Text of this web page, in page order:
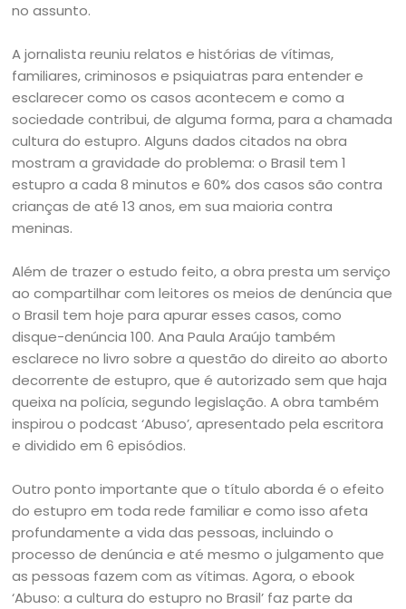
no assunto.
A jornalista reuniu relatos e histórias de vítimas,
familiares, criminosos e psiquiatras para entender e
esclarecer como os casos acontecem e como a
sociedade contribui, de alguma forma, para a chamada
cultura do estupro. Alguns dados citados na obra
mostram a gravidade do problema: o Brasil tem 1
estupro a cada 8 minutos e 60% dos casos são contra
crianças de até 13 anos, em sua maioria contra
meninas.
Além de trazer o estudo feito, a obra presta um serviço
ao compartilhar com leitores os meios de denúncia que
o Brasil tem hoje para apurar esses casos, como
disque-denúncia 100. Ana Paula Araújo também
esclarece no livro sobre a questão do direito ao aborto
decorrente de estupro, que é autorizado sem que haja
queixa na polícia, segundo legislação. A obra também
inspirou o podcast ‘Abuso’, apresentado pela escritora
e dividido em 6 episódios.
Outro ponto importante que o título aborda é o efeito
do estupro em toda rede familiar e como isso afeta
profundamente a vida das pessoas, incluindo o
processo de denúncia e até mesmo o julgamento que
as pessoas fazem com as vítimas. Agora, o ebook
‘Abuso: a cultura do estupro no Brasil’ faz parte da